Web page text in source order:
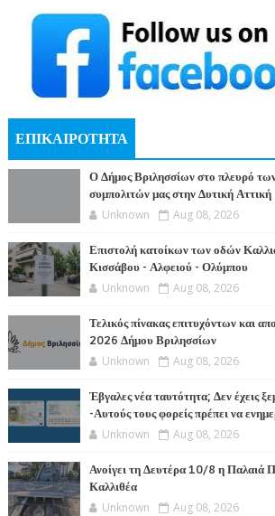
ΕΠΙΚΑΙΡΟΤΗΤΑ
Ο Δήμος Βριλησσίων στο πλευρό
συμπολιτών μας στην Δυτική Αττική
Unknown Aug 08, 2026
Επιστολή κατοίκων των οδών
Κισσάβου - Αλφειού - Ολύμπου
Unknown Aug 08, 2026
Τελικός πίνακας επιτυχόντων και
2026 Δήμου Βριλησσίων
Unknown Aug 08, 2026
Έβγαλες νέα ταυτότητα; Δεν έχεις
-Αυτούς τους φορείς πρέπει να
Unknown Aug 08, 2026
Ανοίγει τη Δευτέρα 10/8 η Παλαιά
Καλλιθέα
Unknown Aug 08, 2026